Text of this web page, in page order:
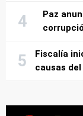
Paz
Fiscalía
causas